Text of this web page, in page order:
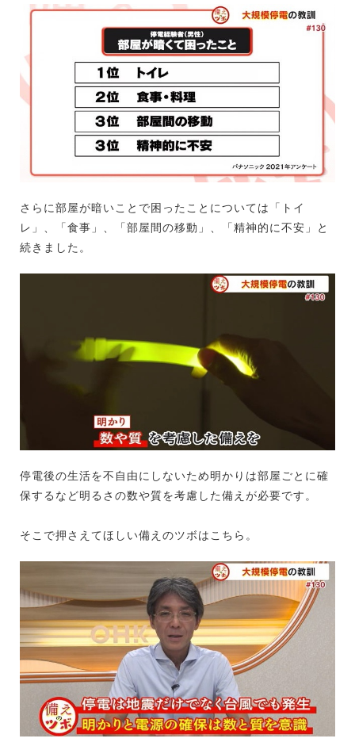
さらに部屋が暗いことで困ったことについては「トイ
レ」、「食事」、「部屋間の移動」、「精神的に不安」と
続きました。
停電後の生活を不自由にしないため明かりは部屋ごとに確
保するなど明るさの数や質を考慮した備えが必要です。
そこで押さえてほしい備えのツボはこちら。